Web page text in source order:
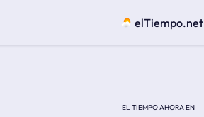
elTiempo.net
EL TIEMPO AHORA EN